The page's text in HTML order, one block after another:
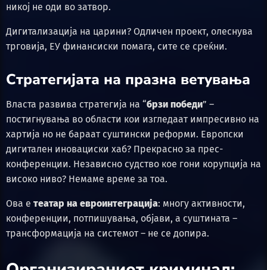
никој не оди во затвор.
Дигитализација на царини? Одличен проект, олеснува
трговија, ЕУ финансиски помага, сите се среќни.
Стратегијата на празна ветувања
Власта развива стратегија на “брзи победи” –
постигнувања во области кои изгледаат импресивно на
хартија но не бараат суштински реформи. Европски
дигитален иновациски хаб? Прекрасно за прес-
конференции. Независно судство кое гони корупција на
високо ниво? Немаме време за тоа.
Ова е театар на евроинтеграција: многу активности,
конференции, потпишувања, објави, а суштината –
трансформација на системот – не се допира.